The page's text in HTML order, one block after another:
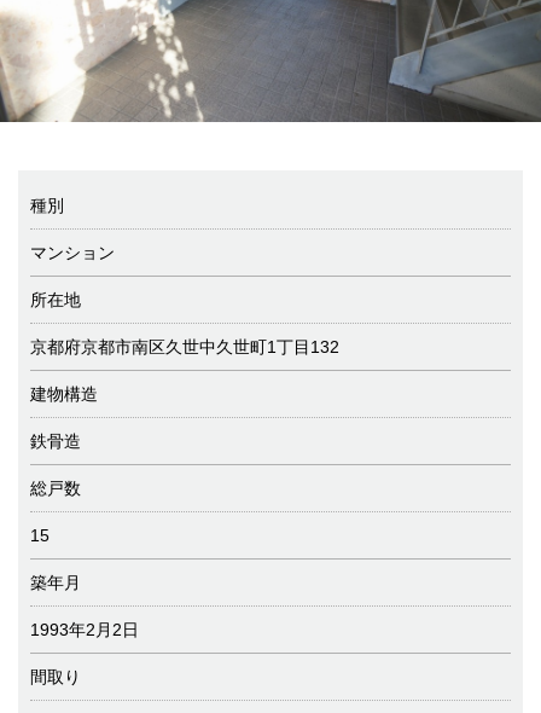
種別
マンション
所在地
京都府京都市南区久世中久世町1丁目132
建物構造
鉄骨造
総戸数
15
築年月
1993年2月2日
間取り